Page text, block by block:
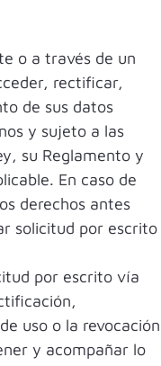
o a través de un
rectificar,
de sus datos
y sujeto a las
su Reglamento y
En caso de
derechos antes
solicitud por escrito
por escrito vía
uso o la revocación
y acompañar lo